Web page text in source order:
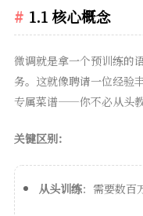
1.1 核心概念
微调就是拿一个预训练的
务。这就像聘请一位经验
专属菜谱——你不必从头教
关键区别：
从头训练：需要数百